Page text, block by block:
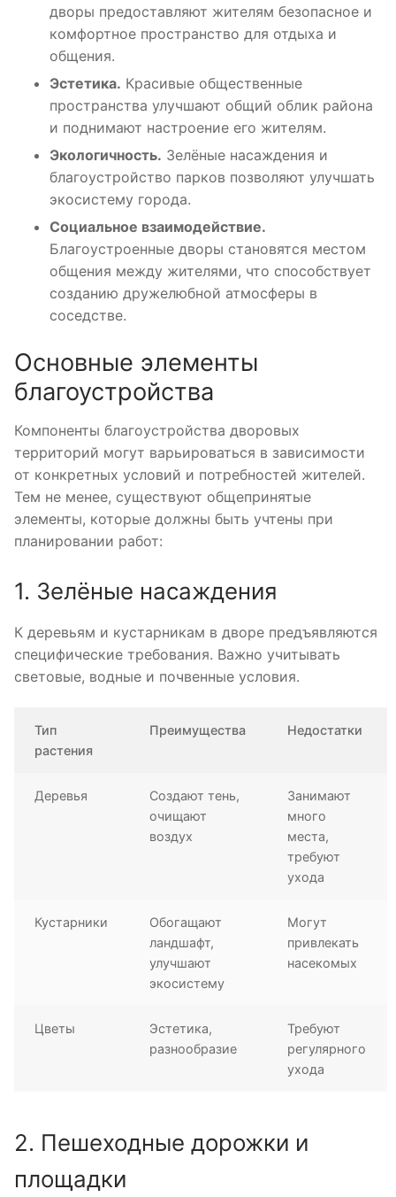
дворы предоставляют жителям безопасное и
комфортное пространство для отдыха и
общения.
Эстетика. Красивые общественные
пространства улучшают общий облик района
и поднимают настроение его жителям.
Экологичность. Зелёные насаждения и
благоустройство парков позволяют улучшать
экосистему города.
Социальное взаимодействие.
Благоустроенные дворы становятся местом
общения между жителями, что способствует
созданию дружелюбной атмосферы в
соседстве.
Основные элементы
благоустройства
Компоненты благоустройства дворовых
территорий могут варьироваться в зависимости
от конкретных условий и потребностей жителей.
Тем не менее, существуют общепринятые
элементы, которые должны быть учтены при
планировании работ:
1. Зелёные насаждения
К деревьям и кустарникам в дворе предъявляются
специфические требования. Важно учитывать
световые, водные и почвенные условия.
Тип
растения
Преимущества Недостатки
Деревья
Создают тень,
очищают
воздух
Занимают
много
места,
требуют
ухода
Кустарники
Обогащают
ландшафт,
улучшают
экосистему
Могут
привлекать
насекомых
Цветы
Эстетика,
разнообразие
Требуют
регулярного
ухода
2. Пешеходные дорожки и
площадки